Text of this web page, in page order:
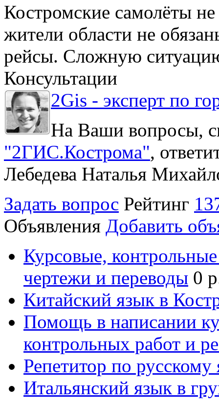
Костромские самолёты
жители области не
рейсы. Сложную
Консультации
2Gis - эксперт по
На Ваши вопросы,
"2ГИС.Кострома",
Лебедева Наталья
Задать вопрос Рейтинг
Объявления Добавить
Курсовые,
чертежи и переводы 0
Китайский язык в
Помощь в написании
контрольных работ и
Репетитор по русскому
Итальянский язык в